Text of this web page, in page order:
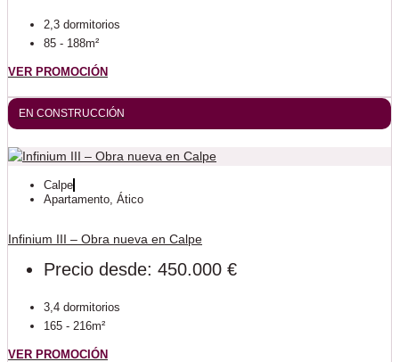
2,3 dormitorios
85 - 188m²
VER PROMOCIÓN
EN CONSTRUCCIÓN
Calpe
Apartamento Ático
Infinium III – Obra nueva en Calpe
Precio desde: 450.000 €
3,4 dormitorios
165 - 216m²
VER PROMOCIÓN